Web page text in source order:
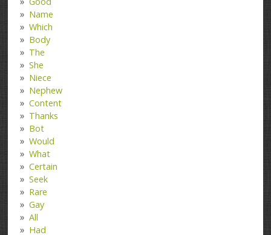
Name
Which
Body
The
She
Niece
Nephew
Content
Thanks
Bot
Would
What
Certain
Seek
Rare
Gay
All
Had